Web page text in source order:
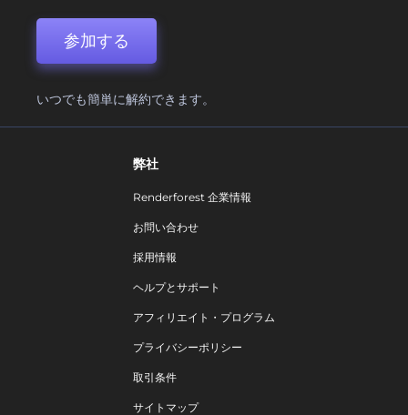
参加する
いつでも簡単に解約できます。
弊社
Renderforest 企業情報
お問い合わせ
採用情報
ヘルプとサポート
アフィリエイト・プログラム
プライバシーポリシー
取引条件
サイトマップ